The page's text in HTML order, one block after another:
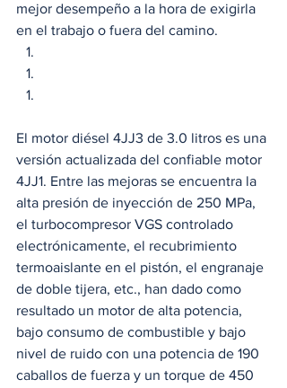
mejor desempeño a la hora de exigirla
en el trabajo o fuera del camino.
El motor diésel 4JJ3 de 3.0 litros es una
versión actualizada del confiable motor
4JJ1. Entre las mejoras se encuentra la
alta presión de inyección de 250 MPa,
el turbocompresor VGS controlado
electrónicamente, el recubrimiento
termoaislante en el pistón, el engranaje
de doble tijera, etc., han dado como
resultado un motor de alta potencia,
bajo consumo de combustible y bajo
nivel de ruido con una potencia de 190
caballos de fuerza y un torque de 450